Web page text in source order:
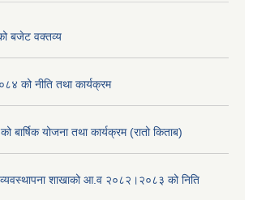
बजेट वक्तव्य
को नीति तथा कार्यक्रम
योजना तथा कार्यक्रम (रातो किताब)
व्यवस्थापना शाखाको आ.व २०८२।२०८३ को निति